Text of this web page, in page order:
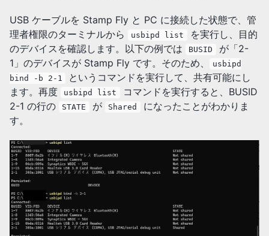
USB ケーブルを Stamp Fly と PC に接続した状態で、管
理者権限のターミナルから
usbipd list
を実行し、目的
のデバイスを確認します。以下の例では
BUSID
が「2-
1」のデバイスが Stamp Fly です。そのため、
usbipd
bind -b 2-1
というコマンドを実行して、共有可能にし
ます。再度
usbipd list
コマンドを実行すると、BUSID
2-1 の行の
STATE が Shared
になったことがわかりま
す。